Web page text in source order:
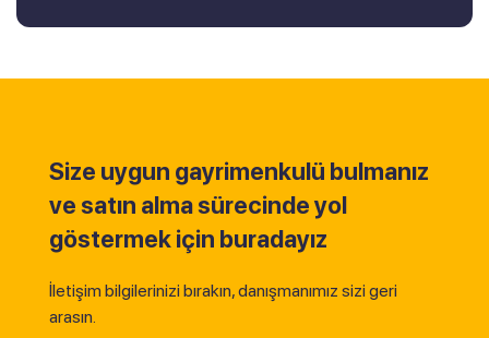
Size uygun gayrimenkulü bulmanız
ve satın alma sürecinde yol
göstermek için buradayız
İletişim bilgilerinizi bırakın, danışmanımız sizi geri
arasın.